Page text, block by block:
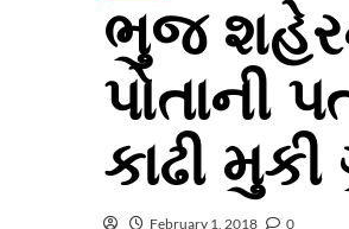
ભુજ
પોતાની
કાઢી મુકી
February 1, 2018 0